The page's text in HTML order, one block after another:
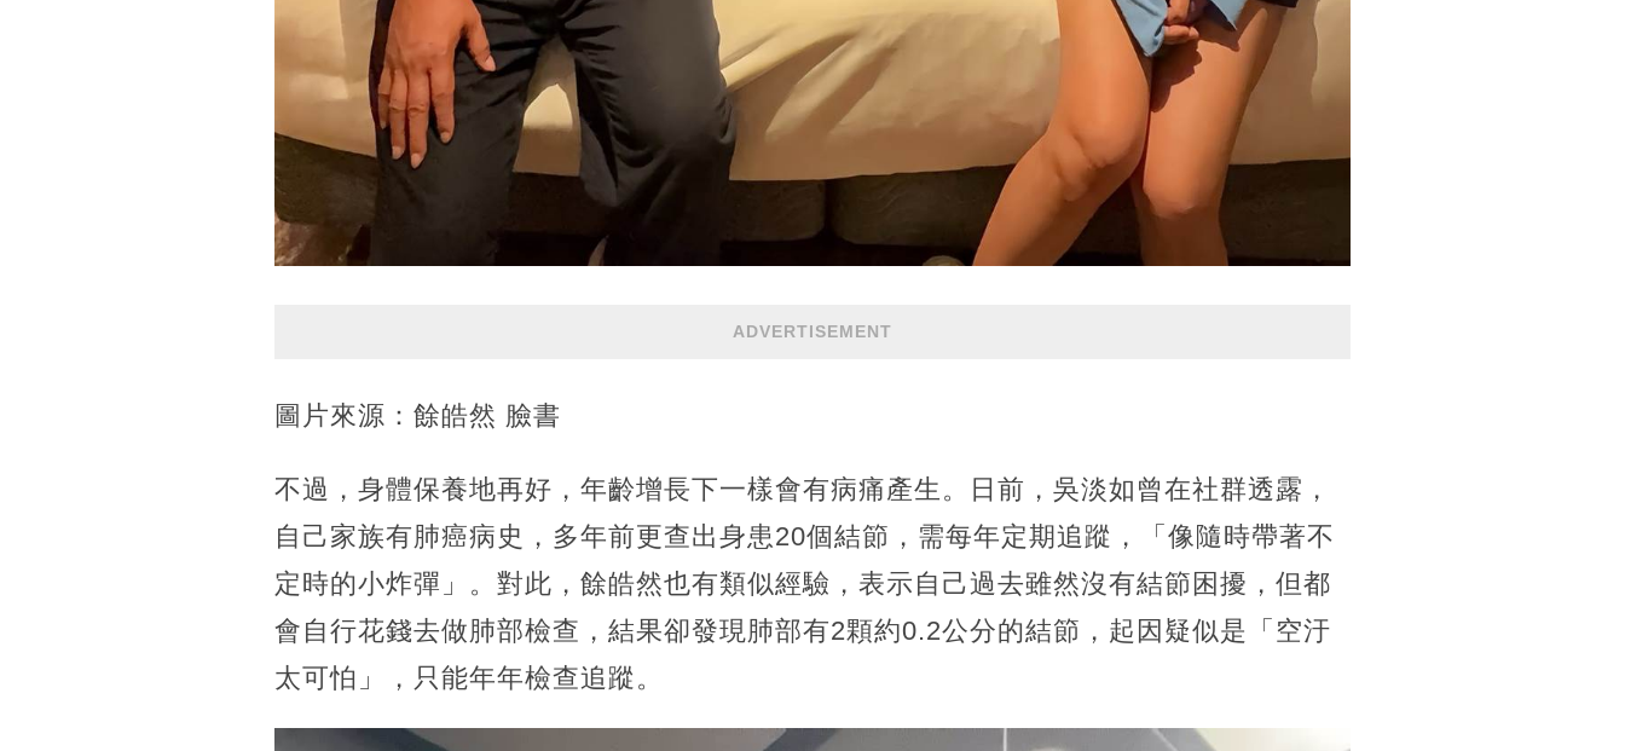
ADVERTISEMENT
圖片來源：餘皓然 臉書
不過，身體保養地再好，年齡增長下一樣會有病痛產生。日前，吳淡如曾在社群透露，
自己家族有肺癌病史，多年前更查出身患20個結節，需每年定期追蹤，「像隨時帶著不
定時的小炸彈」。對此，餘皓然也有類似經驗，表示自己過去雖然沒有結節困擾，但都
會自行花錢去做肺部檢查，結果卻發現肺部有2顆約0.2公分的結節，起因疑似是「空汙
太可怕」，只能年年檢查追蹤。